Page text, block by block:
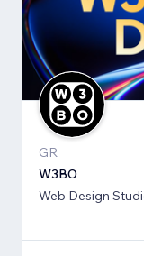
GR
W3BO
Web Design